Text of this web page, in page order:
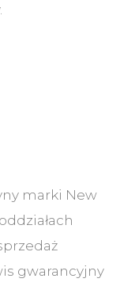
marki New
gwarancyjny